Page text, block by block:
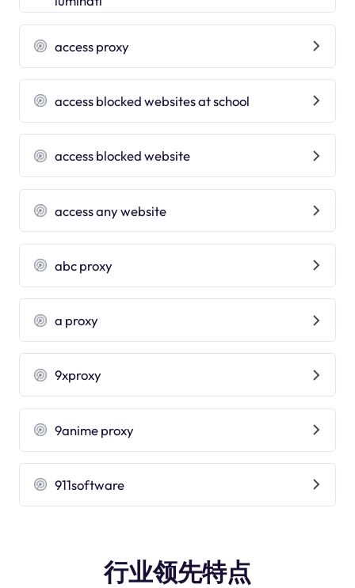
access proxy
access blocked websites at school
access blocked website
access any website
abc proxy
a proxy
9xproxy
9anime proxy
911software
行业领先特点